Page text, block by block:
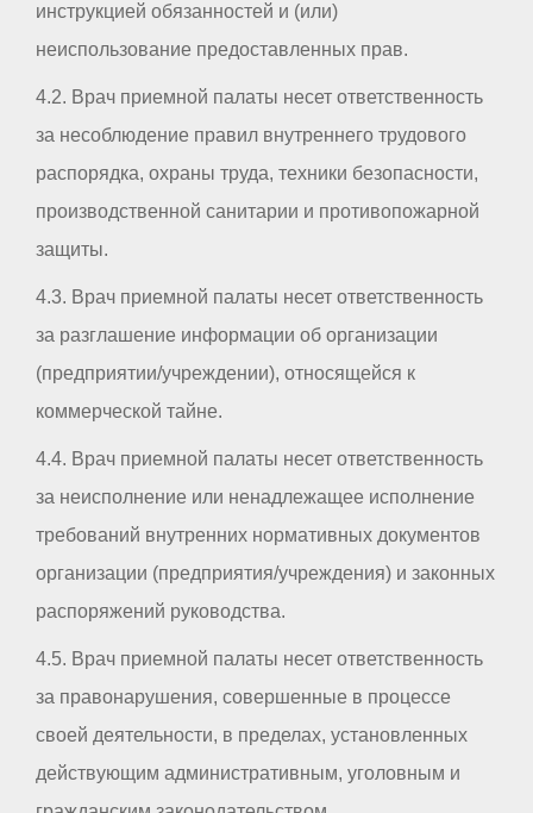
инструкцией обязанностей и (или)
неиспользование предоставленных прав.
4.2. Врач приемной палаты несет ответственность
за несоблюдение правил внутреннего трудового
распорядка, охраны труда, техники безопасности,
производственной санитарии и противопожарной
защиты.
4.3. Врач приемной палаты несет ответственность
за разглашение информации об организации
(предприятии/учреждении), относящейся к
коммерческой тайне.
4.4. Врач приемной палаты несет ответственность
за неисполнение или ненадлежащее исполнение
требований внутренних нормативных документов
организации (предприятия/учреждения) и законных
распоряжений руководства.
4.5. Врач приемной палаты несет ответственность
за правонарушения, совершенные в процессе
своей деятельности, в пределах, установленных
действующим административным, уголовным и